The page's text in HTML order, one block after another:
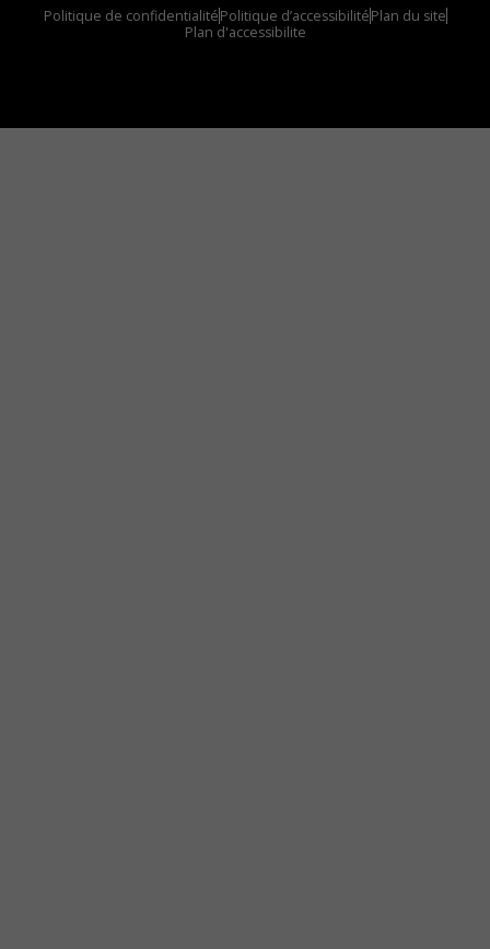
Politique de confidentialitéPolitique d’accessibilitéPlan du site
Plan d'accessibilite